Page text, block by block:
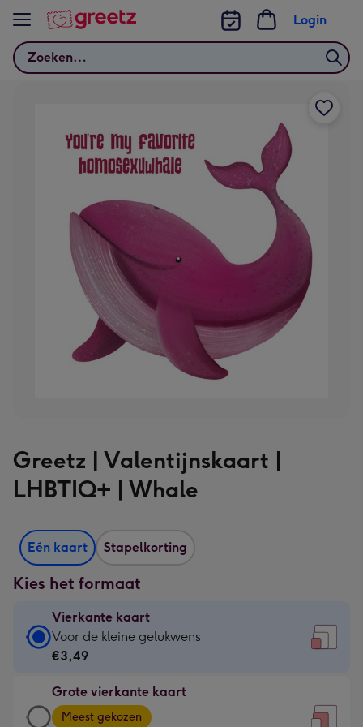
Bekijk meer
Zoeken
Login
Greetz | Valentijnskaart |
LHBTIQ+ | Whale
Eén kaart Stapelkorting
Kies het formaat
Vierkante kaart
Vierkante
kaart
€3,49
-
Voor de kleine gelukwens
€3,49
Grote vierkante kaart
Grote
Meest gekozen